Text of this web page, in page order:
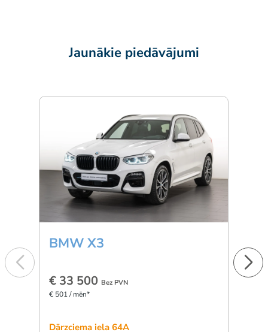
Jaunākie piedāvājumi
BMW X3
€ 33 500 Bez PVN
€ 501 / mēn*
Dārzciema iela 64A
€